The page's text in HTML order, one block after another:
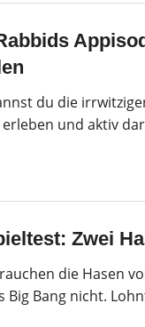
du die
und aktiv
Zwei
die Hasen
Big Bang nicht.